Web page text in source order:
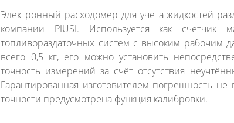
Электронный расходомер для учета жидкостей
компании PIUSI. Используется как счетчик
топливораздаточных систем с высоким рабочим
всего 0,5 кг, его можно установить
точность измерений за счёт отсутствия
Гарантированная изготовителем погрешность
точности предусмотрена функция калибровки.